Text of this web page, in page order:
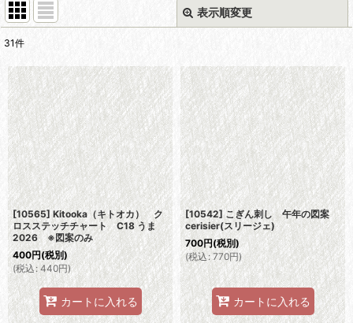
表示順変更
並び順 :
絞り込む
31件
[10565] Kitooka（キトオカ） ク
ロスステッチチャート C18 うま
2026 ※図案のみ
400円(税別)
(税込 : 440円)
カートに入れる
[10542] こぎん刺し 午年の図案
cerisier(スリージェ)
700円(税別)
(税込: 770円)
カートに入れる